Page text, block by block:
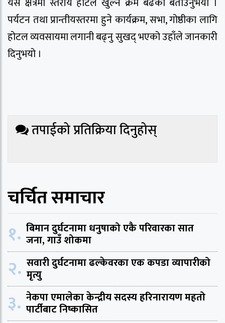
पर्यटन तथा प्रान्तीयस्तरमा हुने कार्यक्रम, सभा, गोष्ठीका लागि
होटल व्यवसायमा लगानी बढ्नु सुखद् भएको उहाँले जानकारी
दिनुभयो ।
तपाईको प्रतिक्रिया दिनुहोस्
चर्चित समाचार
१. बिमान दुर्घटनामा धनुषाको एकै परिवारका सात
जना, गाउँ शोकमा
२. सवारी दुर्घटनामा ढल्केवरका एक कपडा व्यापारीको
मृत्यु
३. नेकपा एमालेका केन्द्रीय सदस्य हरिनारायण महतो
पार्टीबाट निष्कासित